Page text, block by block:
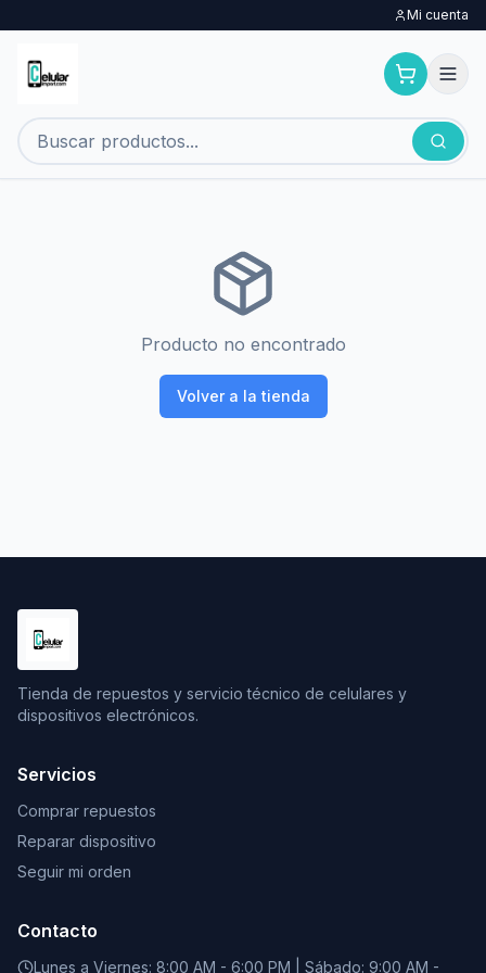
Mi cuenta
Producto no encontrado
Volver a la tienda
Tienda de repuestos y servicio técnico de celulares y
dispositivos electrónicos.
Servicios
Comprar repuestos
Reparar dispositivo
Seguir mi orden
Contacto
Lunes a Viernes: 8:00 AM - 6:00 PM | Sábado: 9:00 AM -